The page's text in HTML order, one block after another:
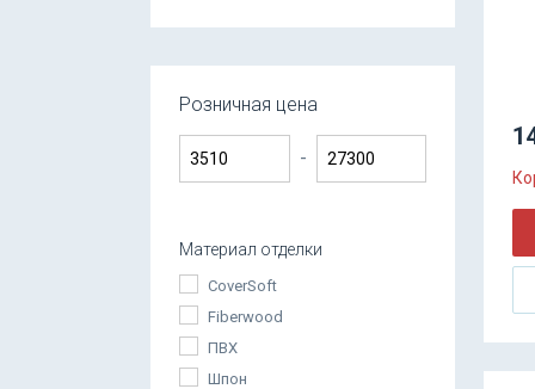
Розничная цена
-
Материал отделки
CoverSoft
Fiberwood
ПВХ
Шпон